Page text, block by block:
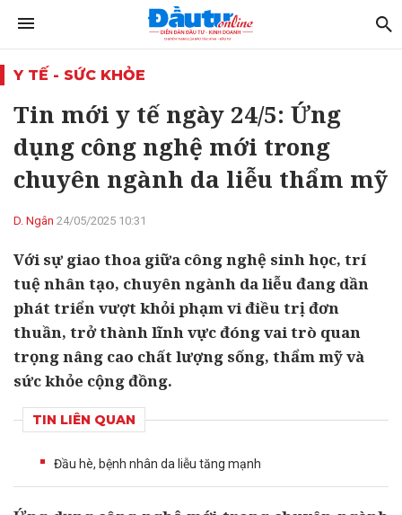
Y TẾ - SỨC KHỎE
Tin mới y tế ngày 24/5: Ứng
dụng công nghệ mới trong
chuyên ngành da liễu thẩm mỹ
D. Ngân 24/05/2025 10:31
Với sự giao thoa giữa công nghệ sinh học, trí
tuệ nhân tạo, chuyên ngành da liễu đang dần
phát triển vượt khỏi phạm vi điều trị đơn
thuần, trở thành lĩnh vực đóng vai trò quan
trọng nâng cao chất lượng sống, thẩm mỹ và
sức khỏe cộng đồng.
TIN LIÊN QUAN
Đầu hè, bệnh nhân da liễu tăng mạnh